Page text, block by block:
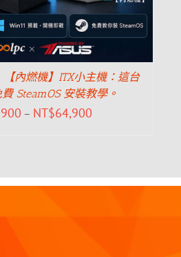
【內燃機】ITX小主機：這台
SteamOS 安裝教學。
– NT$64,900